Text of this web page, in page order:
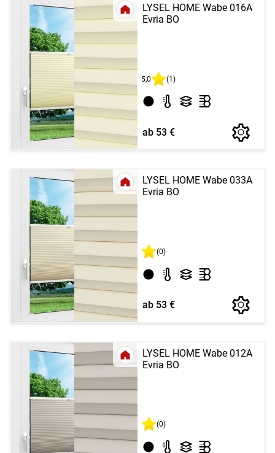
LYSEL HOME Wabe 016A
Evria BO
5,0 (1)
ab 53 €
LYSEL HOME Wabe 033A
Evria BO
(0)
ab 53 €
LYSEL HOME Wabe 012A
Evria BO
(0)